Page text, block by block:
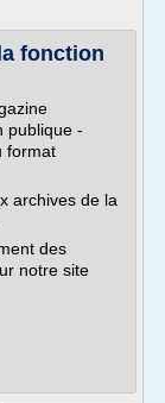
fonction
publique -
format
archives de la
des
notre site